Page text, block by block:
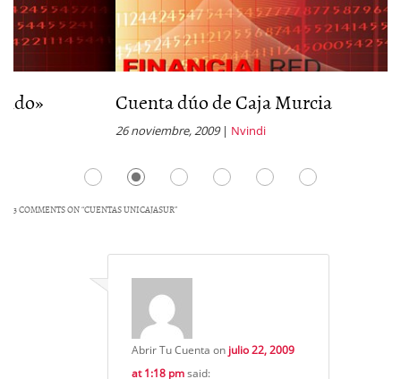
Cuenta dúo de Caja Murcia
26 noviembre, 2009|Nvindi
3 COMMENTS ON “CUENTAS UNICAJASUR”
Abrir Tu Cuenta on julio 22, 2009
at 1:18 pmsaid: